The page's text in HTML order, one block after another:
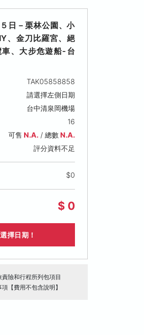
2026/10/19 (一)
售價: NT$ 46,900
日－栗林公園、小
、金刀比羅宮、絕
、大步危遊船-台
TAK05858858
請選擇左側日期
台中清泉岡機場
16
可售 N.A./ 總數N.A.
評分資料不足
$0
$ 0
擇日期！
險和行程所列包項目
【費用不包含說明】